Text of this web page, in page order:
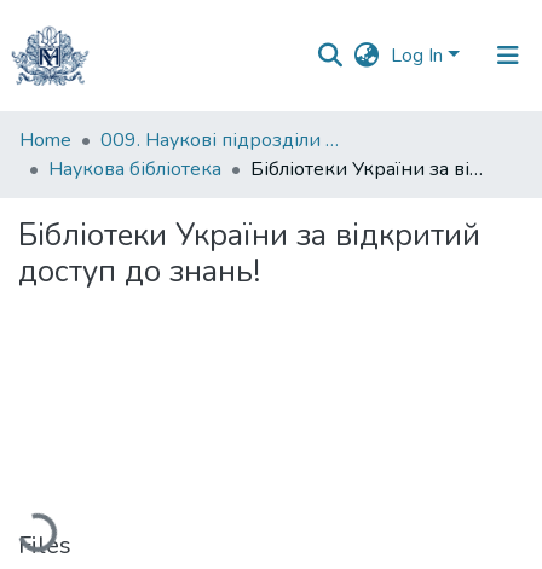
Log In
Communities
&
All of DSpace
Home
009. Наукові підрозділи НаУКМА
Наукова бібліотека
Бібліотеки України за відкритий доступ до знань!
Бібліотеки України за відкритий
доступ до знань!
Loading...
Files